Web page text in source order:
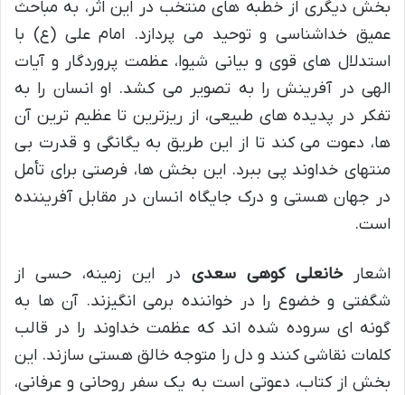
بخش دیگری از خطبه های منتخب در این اثر، به مباحث
عمیق خداشناسی و توحید می پردازد. امام علی (ع) با
استدلال های قوی و بیانی شیوا، عظمت پروردگار و آیات
الهی در آفرینش را به تصویر می کشد. او انسان را به
تفکر در پدیده های طبیعی، از ریزترین تا عظیم ترین آن
ها، دعوت می کند تا از این طریق به یگانگی و قدرت بی
منتهای خداوند پی ببرد. این بخش ها، فرصتی برای تأمل
در جهان هستی و درک جایگاه انسان در مقابل آفریننده
است.
اشعارخانعلی کوهی سعدی در این زمینه، حسی از
شگفتی و خضوع را در خواننده برمی انگیزند. آن ها به
گونه ای سروده شده اند که عظمت خداوند را در قالب
کلمات نقاشی کنند و دل را متوجه خالق هستی سازند. این
بخش از کتاب، دعوتی است به یک سفر روحانی و عرفانی،